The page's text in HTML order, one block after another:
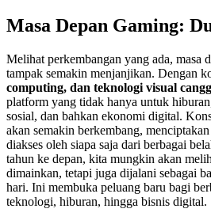
Masa Depan Gaming:
Melihat perkembangan yang ada, masa
tampak semakin menjanjikan. Dengan
computing, dan teknologi visual
platform yang tidak hanya untuk
sosial, dan bahkan ekonomi digital.
akan semakin berkembang,
diakses oleh siapa saja dari berbagai
tahun ke depan, kita mungkin akan
dimainkan, tetapi juga dijalani sebagai
hari. Ini membuka peluang baru bagi
teknologi, hiburan, hingga bisnis digital.